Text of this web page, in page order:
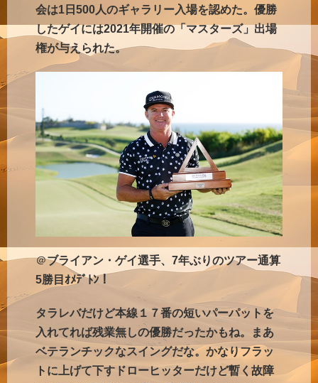
会は1日500人のギャラリー入場を認めた。優勝
したゲイには2021年開催の「マスターズ」出場
権が与えられた。
＠ブライアン・ゲイ選手、7年ぶりのツアー通算
5勝目ｵﾒﾃﾞﾄﾝ！
タラレバだけど本線１７番の短いパーパットを
入れてれば残業無しの優勝だったかもね。まあ
ベテランチックなスイングだな。かなりフラッ
トに上げて下すドローヒッターだけど暫く故障